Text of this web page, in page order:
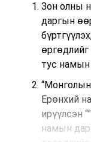
Зон олны
даргын
тус
Ерөнхий
ирүүлсэн
намын